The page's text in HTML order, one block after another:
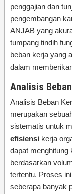
penggajian dan
pengembangan
ANJAB yang
tumpang tindih
beban kerja yang
dalam
Analisis
Analisis Beban
merupakan
sistematis untuk
efisiensi kerja
dapat menghitung
berdasarkan
tertentu. Proses
seberapa banyak